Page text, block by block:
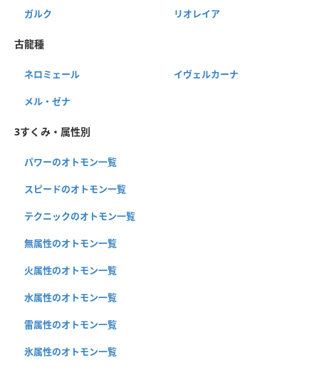
ガルク リオレイア
古龍種
ネロミェール イヴェルカーナ
メル・ゼナ
3すくみ・属性別
パワーのオトモン一覧
スピードのオトモン一覧
テクニックのオトモン一覧
無属性のオトモン一覧
火属性のオトモン一覧
水属性のオトモン一覧
雷属性のオトモン一覧
氷属性のオトモン一覧